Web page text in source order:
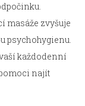
masáže zvyšuje
psychohygienu.
každodenní
najít